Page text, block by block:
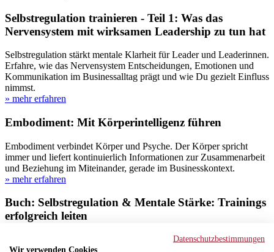
Selbstregulation trainieren - Teil 1: Was das
Nervensystem mit wirksamen Leadership zu tun hat
Selbstregulation stärkt mentale Klarheit für Leader und Leaderinnen.
Erfahre, wie das Nervensystem Entscheidungen, Emotionen und
Kommunikation im Businessalltag prägt und wie Du gezielt Einfluss
nimmst.
» mehr erfahren
Embodiment: Mit Körperintelligenz führen
Embodiment verbindet Körper und Psyche. Der Körper spricht
immer und liefert kontinuierlich Informationen zur Zusammenarbeit
und Beziehung im Miteinander, gerade im Businesskontext.
» mehr erfahren
Buch: Selbstregulation & Mentale Stärke: Trainings
erfolgreich leiten
Das Praxisbuch für Coachs und Trainer: Mit fertigenDatenschutzbestimmungen
Wir verwenden Cookies